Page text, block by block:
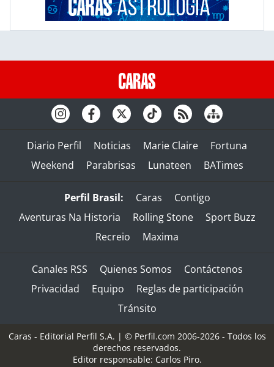
Diario Perfil Noticias Marie Claire
Fortuna
Weekend
Parabrisas Lunateen BATimes
Perfil Brasil: Caras
Contigo
Aventuras Na Historia
Rolling Stone
Sport Buzz
Recreio
Maxima
Canales RSS Quienes Somos
Contáctenos
Privacidad
Equipo
Reglas de participación
Tránsito
Caras - Editorial Perfil S.A. | © Perfil.com 2006-2026 - Todos los
derechos reservados.
Editor responsable: Carlos Piro.